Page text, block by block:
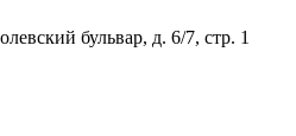
бульвар, д. 6/7, стр. 1